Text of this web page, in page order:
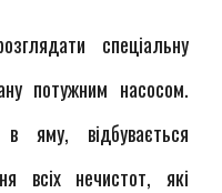
спеціальну
потужним насосом.
яму, відбувається
всіх нечистот, які